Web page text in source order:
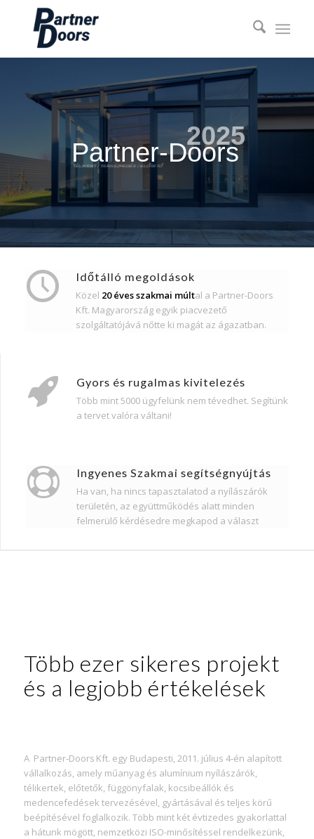
Partner-Doors
2025
TÉLIKERT / TERASZFEDÉS / ELŐTETŐ
Időtálló megoldások
Közel 20 éves szakmai múltal a Partner-Doors
Kft. Magyarország egyik piacvezető
szolgáltatójává nőtte ki magát az ágazatban.
Gyors és rugalmas kivitelezés
Több mint 5000 ügyfelünk nem tévedhet. Segítünk
a tervet valóra váltani!
Ingyenes Szakmai segítségnyújtás
Ha van, ha nincs tapasztalatod a nyílászárók
területén, az együttműködés alatt minden
felmerülő kérdésedre megkapod a választ
Több ezer sikeres projekt
és a legjobb értékelések
A Partner‑Doors Kft. egy Budapesti, 2011. július 4‑én alapított
vállalkozás, amely műanyag és alumínium nyílászárók,
télikertek, előtetők, függönyfalak, kocsibeállók és
medencefedések tervezésével, gyártásával és teljes körű
beépítésével foglalkozik. Több mint két évtizedes gyakorlattal
a hátunk mögött, nemzetközi ISO-minősítéssel rendelkezünk,